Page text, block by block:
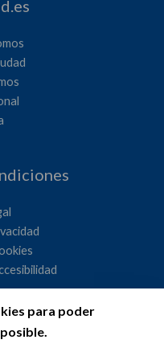
para poder
Madrid